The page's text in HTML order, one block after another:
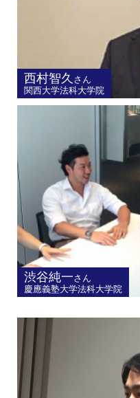
西村智久 さん
関西大学法科大学院
渋谷純一さん
慶應義塾大学法科大学院